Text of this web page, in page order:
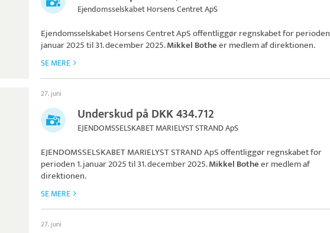
Ejendomsselskabet Horsens Centret ApS
Ejendomsselskabet Horsens Centret ApSoffentliggør regnskabet for perioden
januar 2025 til 31. december 2025.Mikkel Botheer medlem af direktionen.
SE MERE
27. juni
Underskud på DKK 434.712
EJENDOMSSELSKABET MARIELYST STRAND ApS
EJENDOMSSELSKABET MARIELYST STRAND ApSoffentliggør regnskabet for
perioden 1. januar 2025 til 31. december 2025.Mikkel Botheer medlem af
direktionen.
SE MERE
27. juni